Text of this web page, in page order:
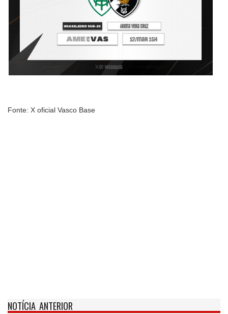
Fonte: X oficial Vasco Base
NOTÍCIA ANTERIOR